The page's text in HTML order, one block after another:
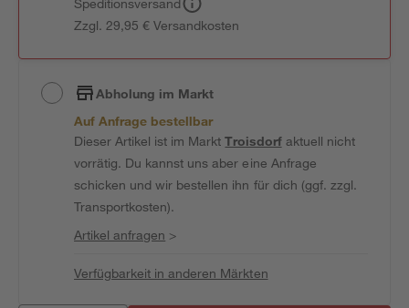
Speditionsversand
Zzgl. 29,95 € Versandkosten
Abholung im Markt
Auf Anfrage bestellbar
Dieser Artikel ist im MarktTroisdorfaktuell nicht
vorrätig. Du kannst uns aber eine Anfrage
schicken und wir bestellen ihn für dich (ggf. zzgl.
Transportkosten).
Artikel anfragen >
Verfügbarkeit in anderen Märkten